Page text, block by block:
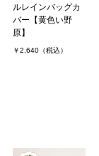
ルレインバッグカ
バー【黄色い野
原】
￥2,640（税込）